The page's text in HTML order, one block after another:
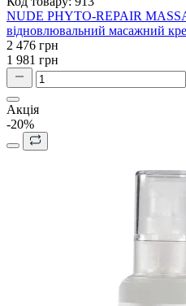
NUDE PHYTO-REPAIR
відновлювальний масажний
2 476 грн
1 981 грн
Акція
-20%